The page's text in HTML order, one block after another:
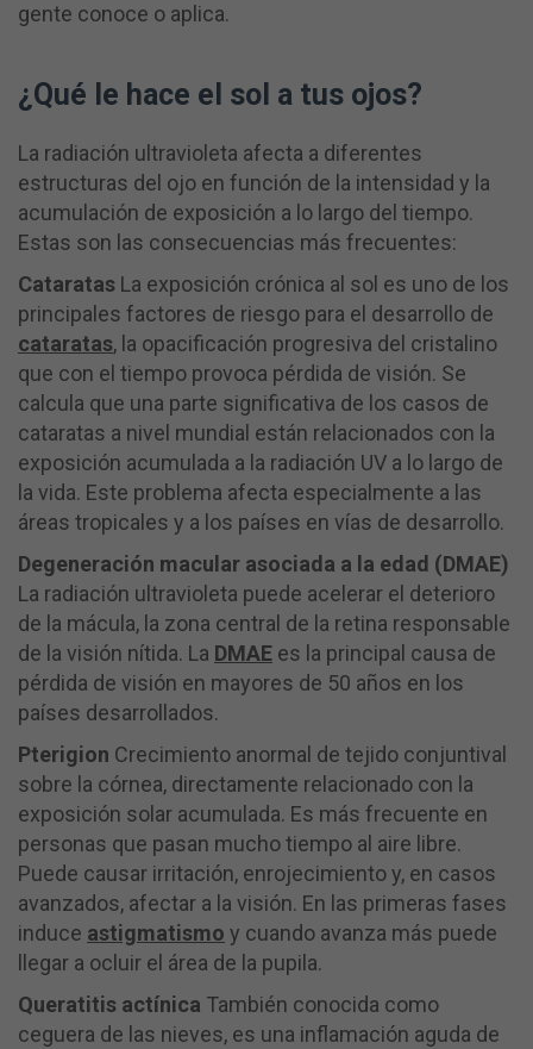
gente conoce o aplica.
¿Qué le hace el sol a tus ojos?
La radiación ultravioleta afecta a diferentes
estructuras del ojo en función de la intensidad y la
acumulación de exposición a lo largo del tiempo.
Estas son las consecuencias más frecuentes:
Cataratas La exposición crónica al sol es uno de los
principales factores de riesgo para el desarrollo de
cataratas, la opacificación progresiva del cristalino
que con el tiempo provoca pérdida de visión. Se
calcula que una parte significativa de los casos de
cataratas a nivel mundial están relacionados con la
exposición acumulada a la radiación UV a lo largo de
la vida. Este problema afecta especialmente a las
áreas tropicales y a los países en vías de desarrollo.
Degeneración macular asociada a la edad (DMAE)
La radiación ultravioleta puede acelerar el deterioro
de la mácula, la zona central de la retina responsable
de la visión nítida. La DMAE es la principal causa de
pérdida de visión en mayores de 50 años en los
países desarrollados.
Pterigion Crecimiento anormal de tejido conjuntival
sobre la córnea, directamente relacionado con la
exposición solar acumulada. Es más frecuente en
personas que pasan mucho tiempo al aire libre.
Puede causar irritación, enrojecimiento y, en casos
avanzados, afectar a la visión. En las primeras fases
induce astigmatismo y cuando avanza más puede
llegar a ocluir el área de la pupila.
Queratitis actínica También conocida como
ceguera de las nieves, es una inflamación aguda de